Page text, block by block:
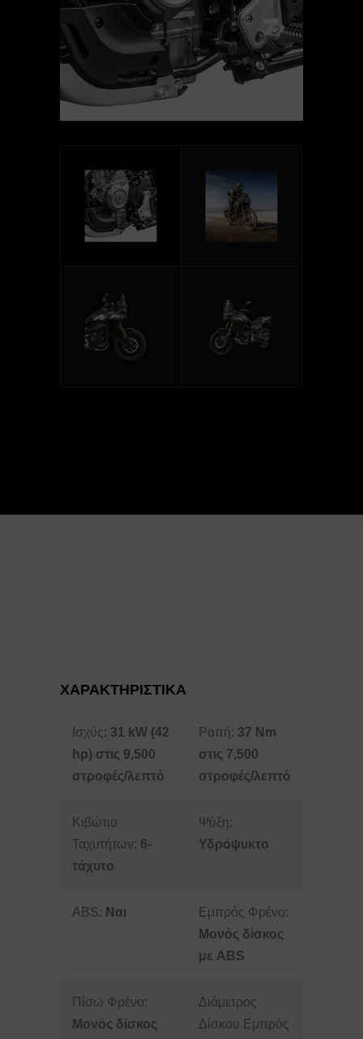
ΧΑΡΑΚΤΗΡΙΣΤΙΚΑ
Ισχύς: 31 kW (42
hp) στις 9,500
στροφές/λεπτό
Ροπή: 37 Nm
στις 7,500
στροφές/λεπτό
Κιβώτιο
Ταχυτήτων: 6-
τάχυτο
Ψύξη:
Υδρόψυκτο
ABS: Ναι
Εμπρός Φρένο:
Μονός δίσκος
με ABS
Πίσω Φρένο:
Μονός δίσκος
Διάμετρος
Δίσκου Εμπρός